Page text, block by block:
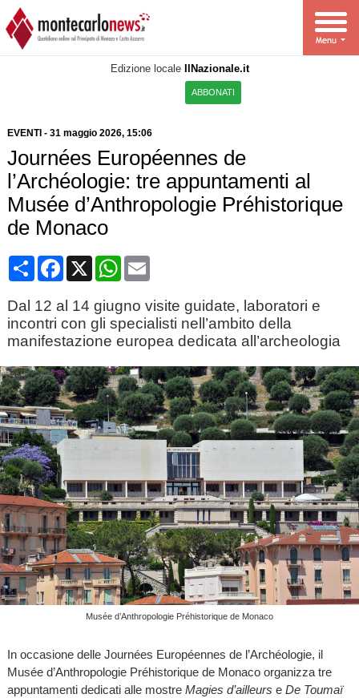
Edizione locale IlNazionale.it
ABBONATI
EVENTI - 31 maggio 2026, 15:06
Journées Européennes de
l’Archéologie: tre appuntamenti al
Musée d’Anthropologie Préhistorique
de Monaco
CondividiFacebook
X WhatsApp
Email
Dal 12 al 14 giugno visite guidate, laboratori e
incontri con gli specialisti nell’ambito della
manifestazione europea dedicata all’archeologia
Musée d’Anthropologie Préhistorique de Monaco
In occasione delle Journées Européennes de l’Archéologie, il
Musée d’Anthropologie Préhistorique de Monaco organizza tre
appuntamenti dedicati alle mostre Magies d’ailleurs e De Toumaï